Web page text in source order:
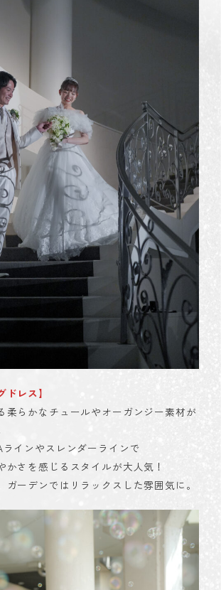
ドレス】
柔らかなチュールやオーガンジー素材が
ラインやスレンダーラインで
かさを感じるスタイルが大人気！
ガーデンではリラックスした雰囲気に。